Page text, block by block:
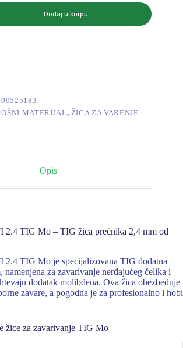
Dodaj u korpu
99525183
MATERIJAL, ŽICA ZA VARENJE
Opis
2.4 TIG Mo – TIG žica prečnika 2,4 mm od
2.4 TIG Mo je specijalizovana TIG dodatna
namenjena za zavarivanje nerđajućeg čelika i
dodatak molibdena. Ova žica obezbeđuje
zavare, a pogodna je za profesionalno i hobi
žice za zavarivanje TIG Mo